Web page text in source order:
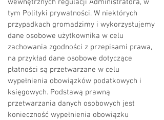
tym Polityki prywatności. W niektórych
przypadkach gromadzimy i wykorzystujemy
dane osobowe użytkownika w celu
zachowania zgodności z przepisami prawa,
na przykład dane osobowe dotyczące
płatności są przetwarzane w celu
wypełnienia obowiązków podatkowych i
księgowych. Podstawą prawną
przetwarzania danych osobowych jest
konieczność wypełnienia obowiązku